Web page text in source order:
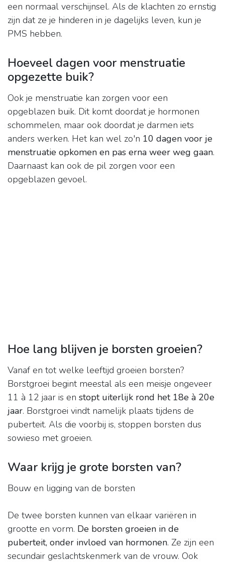
een normaal verschijnsel. Als de klachten zo ernstig
zijn dat ze je hinderen in je dagelijks leven, kun je
PMS hebben.
Hoeveel dagen voor menstruatie
opgezette buik?
Ook je menstruatie kan zorgen voor een
opgeblazen buik. Dit komt doordat je hormonen
schommelen, maar ook doordat je darmen iets
anders werken. Het kan wel zo'n 10 dagen voor je
menstruatie opkomen en pas erna weer weg gaan.
Daarnaast kan ook de pil zorgen voor een
opgeblazen gevoel.
Hoe lang blijven je borsten groeien?
Vanaf en tot welke leeftijd groeien borsten?
Borstgroei begint meestal als een meisje ongeveer
11 à 12 jaar is en stopt uiterlijk rond het 18e à 20e
jaar. Borstgroei vindt namelijk plaats tijdens de
puberteit. Als die voorbij is, stoppen borsten dus
sowieso met groeien.
Waar krijg je grote borsten van?
Bouw en ligging van de borsten
De twee borsten kunnen van elkaar variëren in
grootte en vorm. De borsten groeien in de
puberteit, onder invloed van hormonen. Ze zijn een
secundair geslachtskenmerk van de vrouw. Ook